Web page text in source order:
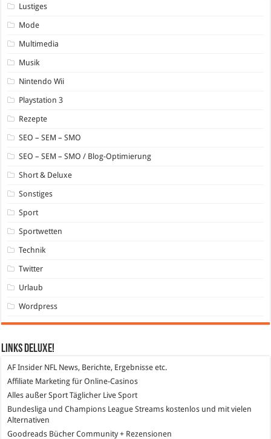
Lustiges
Mode
Multimedia
Musik
Nintendo Wii
Playstation 3
Rezepte
SEO – SEM – SMO
SEO – SEM – SMO / Blog-Optimierung
Short & Deluxe
Sonstiges
Sport
Sportwetten
Technik
Twitter
Urlaub
Wordpress
Links DeLuXe!
AF Insider NFL News, Berichte, Ergebnisse etc.
Affiliate Marketing für Online-Casinos
Alles außer Sport Täglicher Live Sport
Bundesliga und Champions League Streams kostenlos und mit vielen
Alternativen
Goodreads Bücher Community + Rezensionen